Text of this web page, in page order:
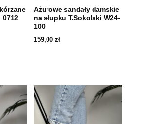
0712
Ażurowe sandały damskie
na słupku T.Sokolski W24-
100
159,00 zł